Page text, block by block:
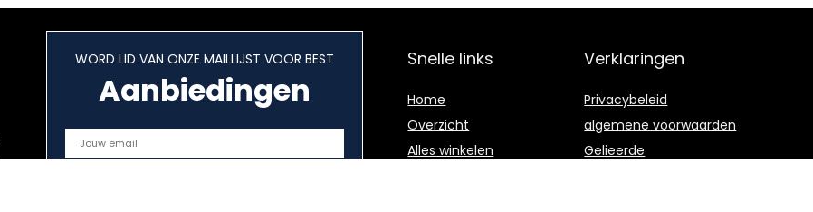
WORD LID VAN ONZE MAILLIJST VOOR BEST
Aanbiedingen
Snelle links
Home
Overzicht
Alles winkelen
Verklaringen
Privacybeleid
algemene voorwaarden
Gelieerde